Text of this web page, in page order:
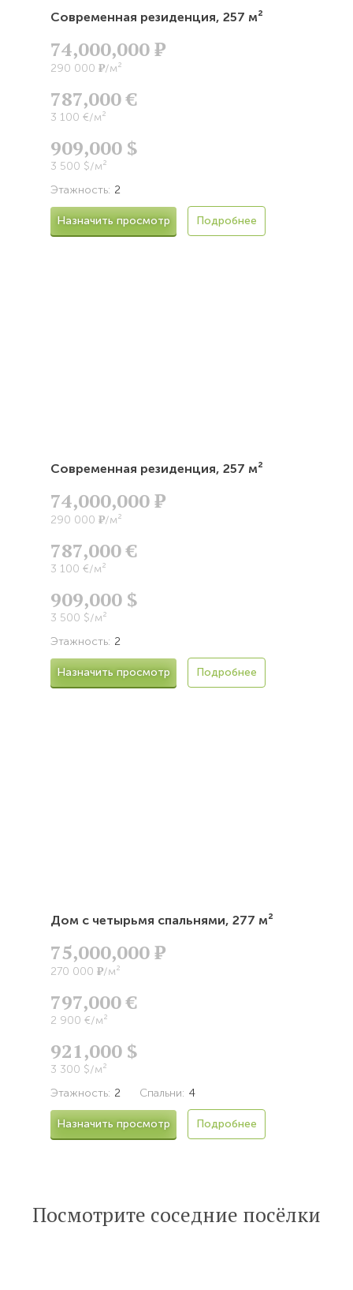
Современная резиденция, 257 м²
74,000,000Р
290 000 Р/м²
787,000 €
3 100 €/м²
909,000 $
3 500 $/м²
Этажность: 2
Назначить просмотр Подробнее
Современная резиденция, 257 м²
74,000,000Р
290 000 Р/м²
787,000 €
3 100 €/м²
909,000 $
3 500 $/м²
Этажность: 2
Назначить просмотр Подробнее
Дом с четырьмя спальнями, 277 м²
75,000,000Р
270 000 Р/м²
797,000 €
2 900 €/м²
921,000 $
3 300 $/м²
Этажность: 2 Спальни: 4
Назначить просмотр Подробнее
Посмотрите соседние посёлки